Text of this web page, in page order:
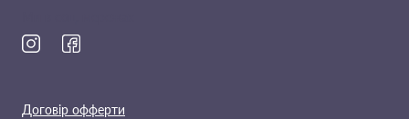
Договір офферти